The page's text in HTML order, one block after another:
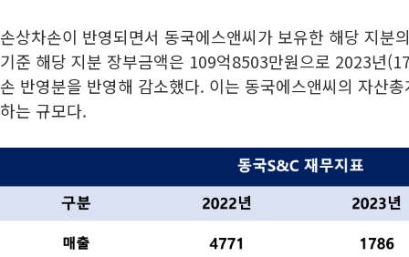
손상차손이 반영되면서 동국에스앤씨가 보유한 해당 지분
기준 해당 지분 장부금액은 109억8503만원으로 2023년
손 반영분을 반영해 감소했다. 이는 동국에스앤씨의 자산
하는 규모다.